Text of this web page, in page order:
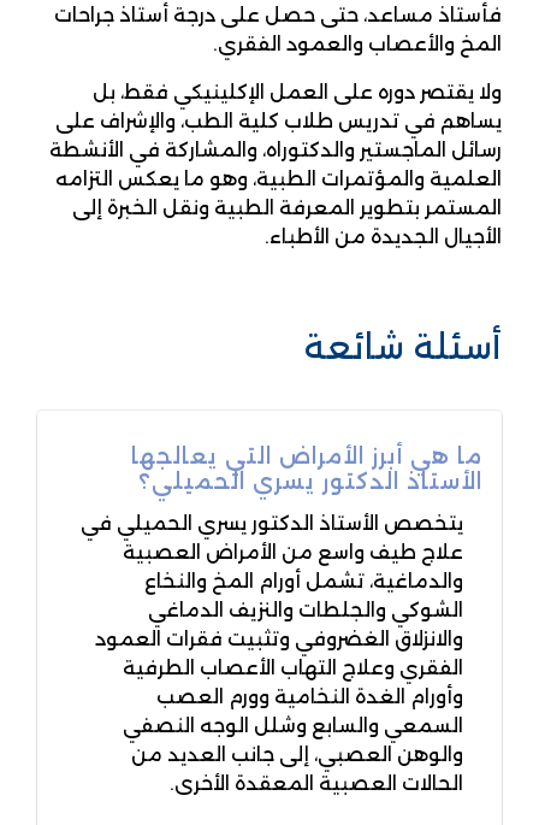
فأستاذ مساعد، حتى حصل على درجة أستاذ جراحات
المخ والأعصاب والعمود الفقري.
ولا يقتصر دوره على العمل الإكلينيكي فقط، بل
يساهم في تدريس طلاب كلية الطب، والإشراف على
رسائل الماجستير والدكتوراه، والمشاركة في الأنشطة
العلمية والمؤتمرات الطبية، وهو ما يعكس التزامه
المستمر بتطوير المعرفة الطبية ونقل الخبرة إلى
الأجيال الجديدة من الأطباء.
أسئلة شائعة
ما هي أبرز الأمراض التي يعالجها
الأستاذ الدكتور يسري الحميلي؟
يتخصص الأستاذ الدكتور يسري الحميلي في
علاج طيف واسع من الأمراض العصبية
والدماغية، تشمل أورام المخ والنخاع
الشوكي والجلطات والنزيف الدماغي
والانزلاق الغضروفي وتثبيت فقرات العمود
الفقري وعلاج التهاب الأعصاب الطرفية
وأورام الغدة النخامية وورم العصب
السمعي والسابع وشلل الوجه النصفي
والوهن العصبي، إلى جانب العديد من
الحالات العصبية المعقدة الأخرى.